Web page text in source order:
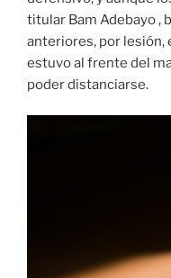
titular Bam Adebayo ,
anteriores, por lesión,
estuvo al frente del
poder distanciarse.